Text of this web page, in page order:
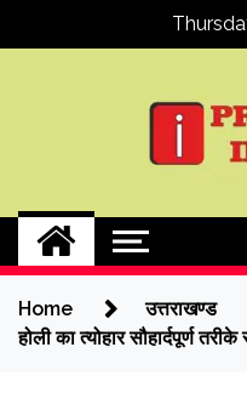
Home
उत्तराखण्ड
होली का त्योहार सौहार्दपूर्ण